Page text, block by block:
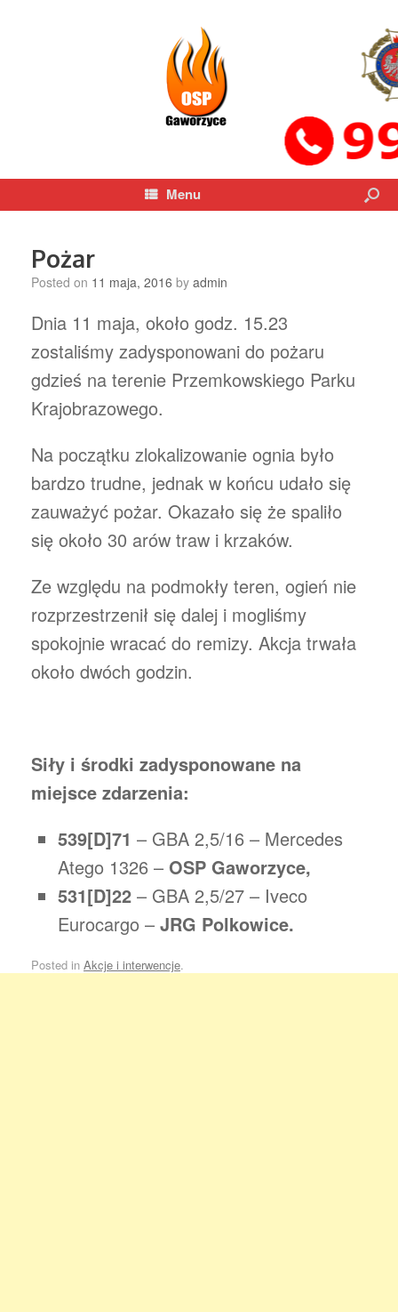
Menu
Pożar
Posted on 11 maja, 2016 by admin
Dnia 11 maja, około godz. 15.23
zostaliśmy zadysponowani do pożaru
gdzieś na terenie Przemkowskiego Parku
Krajobrazowego.
Na początku zlokalizowanie ognia było
bardzo trudne, jednak w końcu udało się
zauważyć pożar. Okazało się że spaliło
się około 30 arów traw i krzaków.
Ze względu na podmokły teren, ogień nie
rozprzestrzenił się dalej i mogliśmy
spokojnie wracać do remizy. Akcja trwała
około dwóch godzin.
Siły i środki zadysponowane na
miejsce zdarzenia:
539[D]71 – GBA 2,5/16 – Mercedes
Atego 1326 – OSP Gaworzyce,
531[D]22 – GBA 2,5/27 – Iveco
Eurocargo – JRG Polkowice.
Posted in Akcje i interwencje.